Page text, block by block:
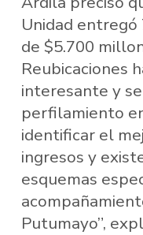
Unidad
de $5.700
Reubicaciones
interesante y
perfilamiento
identificar el
ingresos y
esquemas
Putumayo”,